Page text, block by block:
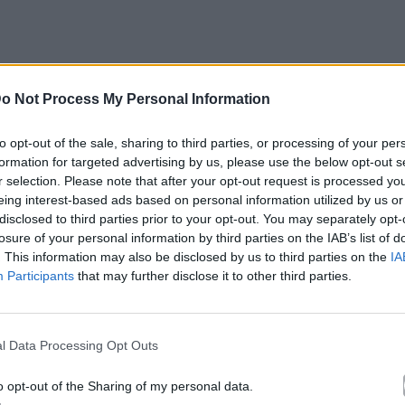
Not Process My Personal Information
opt-out of the sale, sharing to third parties, or processing of your
for targeted advertising by us, please use the below opt-out
selection. Please note that after your opt-out request is processed
interest-based ads based on personal information utilized by us
to third parties prior to your opt-out. You may separately
of your personal information by third parties on the IAB’s list of
This information may also be disclosed by us to third parties on the
Participants that may further disclose it to other third parties.
Data Processing Opt Outs
opt-out of the Sharing of my personal data.
και πάρε μέρος στο πιο fun music test της
σε γρήγορες και διασκεδαστικές ερωτήσεις για
ώρα για κάτι καινούργιο, και βοήθησε να